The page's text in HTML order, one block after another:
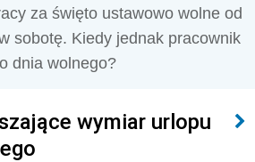
za święto ustawowo wolne od
sobotę. Kiedy jednak pracownik
dnia wolnego?
wymiar urlopu